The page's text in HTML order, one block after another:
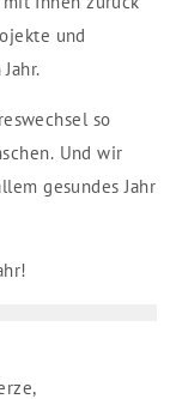
und
so
Und wir
gesundes Jahr